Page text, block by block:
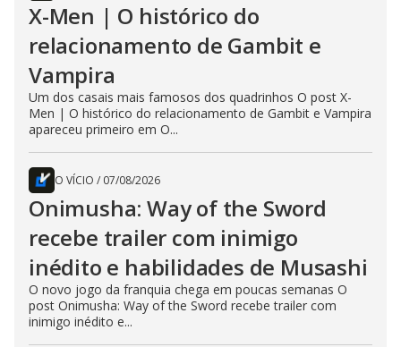
X-Men | O histórico do
relacionamento de Gambit e
Vampira
Um dos casais mais famosos dos quadrinhos O post X-
Men | O histórico do relacionamento de Gambit e Vampira
apareceu primeiro em O...
O VÍCIO / 07/08/2026
Onimusha: Way of the Sword
recebe trailer com inimigo
inédito e habilidades de Musashi
O novo jogo da franquia chega em poucas semanas O
post Onimusha: Way of the Sword recebe trailer com
inimigo inédito e...